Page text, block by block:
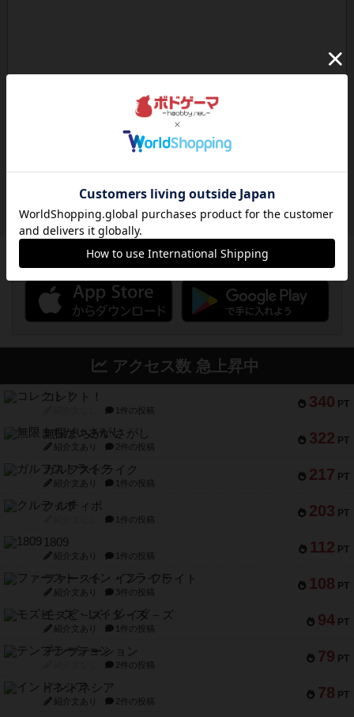
ボドゲーマのアプリ版はこちら
アクセス数 急上昇中
340 PT
コレクト！
1件の投稿
322 PT
無限まちがいさがし
紹介文あり 2件の投稿
217 PT
ガルフストライク
紹介文あり 1件の投稿
203 PT
クルティボ
1件の投稿
112 PT
1809
紹介文あり 1件の投稿
108 PT
ファースト・イン・フライト
紹介文あり 3件の投稿
94 PT
モズビ－ズ・レイダ－ズ
紹介文あり 1件の投稿
79 PT
テンプテーション
2件の投稿
78 PT
インドネシア
紹介文あり 2件の投稿